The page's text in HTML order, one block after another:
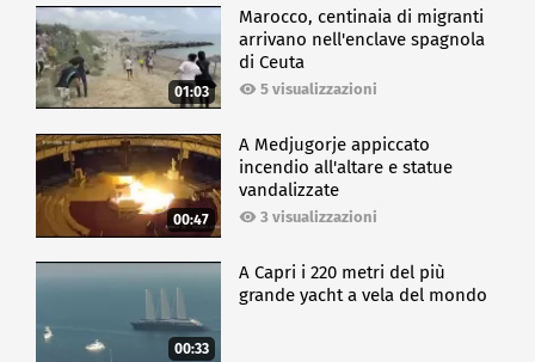
01:03
Marocco, centinaia di migranti
arrivano nell'enclave spagnola
di Ceuta
5 visualizzazioni
00:47
A Medjugorje appiccato
incendio all'altare e statue
vandalizzate
3 visualizzazioni
00:33
A Capri i 220 metri del più
grande yacht a vela del mondo